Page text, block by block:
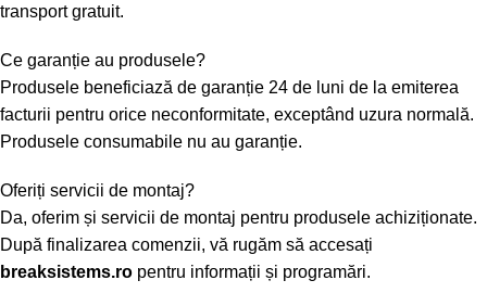
transport gratuit.
Ce garanție au produsele?
Produsele beneficiază de garanție 24 de luni de la emiterea
facturii pentru orice neconformitate, exceptând uzura normală.
Produsele consumabile nu au garanție.
Oferiți servicii de montaj?
Da, oferim și servicii de montaj pentru produsele achiziționate.
După finalizarea comenzii, vă rugăm să accesați
breaksistems.ro pentru informații și programări.